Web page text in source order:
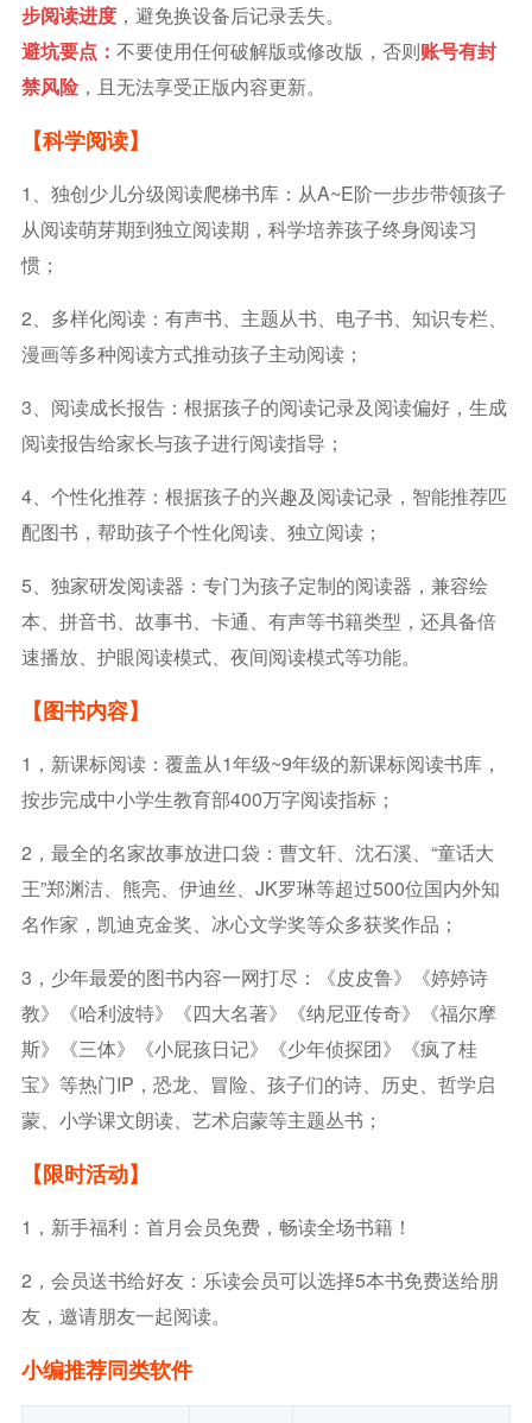
步阅读进度，避免换设备后记录丢失。
避坑要点： 不要使用任何破解版或修改版，否则账号有封
禁风险，且无法享受正版内容更新。
【科学阅读】
1、独创少儿分级阅读爬梯书库：从A~E阶一步步带领孩子
从阅读萌芽期到独立阅读期，科学培养孩子终身阅读习
惯；
2、多样化阅读：有声书、主题从书、电子书、知识专栏、
漫画等多种阅读方式推动孩子主动阅读；
3、阅读成长报告：根据孩子的阅读记录及阅读偏好，生成
阅读报告给家长与孩子进行阅读指导；
4、个性化推荐：根据孩子的兴趣及阅读记录，智能推荐匹
配图书，帮助孩子个性化阅读、独立阅读；
5、独家研发阅读器：专门为孩子定制的阅读器，兼容绘
本、拼音书、故事书、卡通、有声等书籍类型，还具备倍
速播放、护眼阅读模式、夜间阅读模式等功能。
【图书内容】
1，新课标阅读：覆盖从1年级~9年级的新课标阅读书库，
按步完成中小学生教育部400万字阅读指标；
2，最全的名家故事放进口袋：曹文轩、沈石溪、“童话大
王”郑渊洁、熊亮、伊迪丝、JK罗琳等超过500位国内外知
名作家，凯迪克金奖、冰心文学奖等众多获奖作品；
3，少年最爱的图书内容一网打尽：《皮皮鲁》《婷婷诗
教》《哈利波特》《四大名著》《纳尼亚传奇》《福尔摩
斯》《三体》《小屁孩日记》《少年侦探团》《疯了桂
宝》等热门IP，恐龙、冒险、孩子们的诗、历史、哲学启
蒙、小学课文朗读、艺术启蒙等主题丛书；
【限时活动】
1，新手福利：首月会员免费，畅读全场书籍！
2，会员送书给好友：乐读会员可以选择5本书免费送给朋
友，邀请朋友一起阅读。
小编推荐同类软件